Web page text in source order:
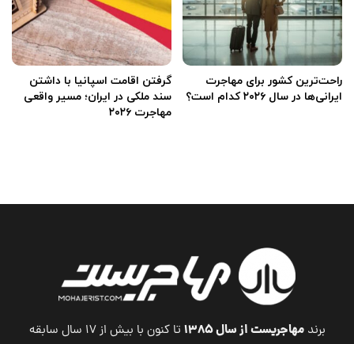
راحت‌ترین کشور برای مهاجرت
ایرانی‌ها در سال ۲۰۲۶ کدام است؟
گرفتن اقامت اسپانیا با داشتن
سند ملکی در ایران؛ مسیر واقعی
مهاجرت ۲۰۲۶
برندمهاجریست از سال ۱۳۸۵
تا کنون با بیش از ۱۷ سال سابقه